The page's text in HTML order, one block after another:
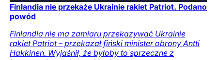
Finlandia nie przekaże Ukrainie rakiet Patriot. Podano
powód
Finlandia nie ma zamiaru przekazywać Ukrainie
rakiet Patriot – przekazał fiński minister obrony Antti
Hakkinen. Wyjaśnił, że byłoby to sprzeczne z